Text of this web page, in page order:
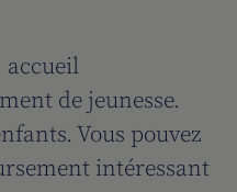
accueil
de jeunesse.
Vous pouvez
intéressant